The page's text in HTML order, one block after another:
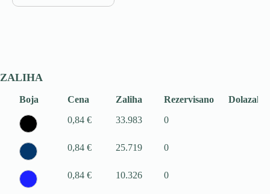
ZALIHA
Boja Cena Zaliha Rezervisano
Dolazak
0,84 €
33.983 0
0,84 € 25.719 0
0,84 € 10.326 0